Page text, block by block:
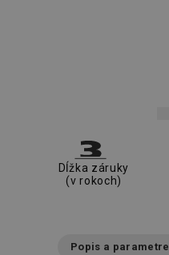
Dĺžka záruky
(v rokoch)
Popis a parametre